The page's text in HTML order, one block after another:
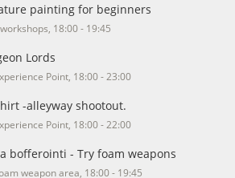
painting for beginners
18:00 - 19:45
Lords
Point, 18:00 - 23:00
-alleyway shootout.
Point, 18:00 - 22:00
bofferointi - Try foam weapons
weapon area, 18:00 - 19:45